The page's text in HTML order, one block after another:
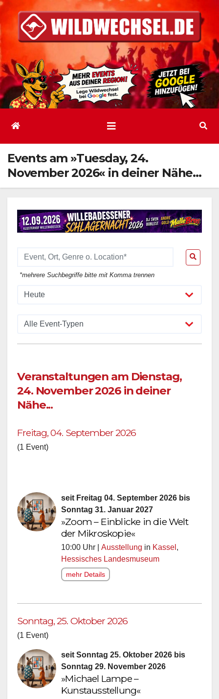
Inhalt
springen
Events am »Tuesday, 24.
November 2026« in deiner Nähe…
*mehrere Suchbegriffe bitte mit Komma trennen
Veranstaltungen am Dienstag,
24. November 2026 in deiner
Nähe...
Freitag, 04. September 2026
(1 Event)
seit Freitag 04. September 2026 bis
Sonntag 31. Januar 2027
»Zoom – Einblicke in die Welt
der Mikroskopie«
10:00 Uhr | Ausstellung in Kassel ,
Hessisches Landesmuseum
mehr Details
Sonntag, 25. Oktober 2026
(1 Event)
seit Sonntag 25. Oktober 2026 bis
Sonntag 29. November 2026
»Michael Lampe –
Kunstausstellung«